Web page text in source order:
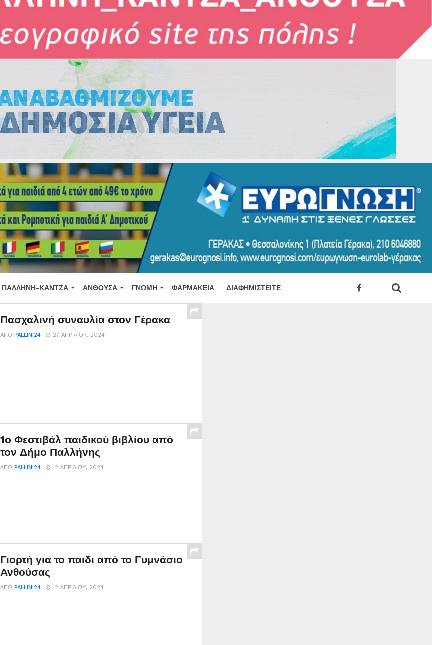
ΠΑΛΛΉΝΗ-ΚΆΝΤΖΑ ΑΝΘΟΎΣΑ ΓΝΏΜΗ ΦΑΡΜΑΚΕΊΑ ΔΙΑΦΗΜΙΣΤΕΊΤΕ
Πασχαλινή συναυλία στον Γέρακα
ΑΠΌ PALLINI24 27 ΑΠΡΙΛΊΟΥ, 2024
1ο Φεστιβάλ παιδικού βιβλίου από
τον Δήμο Παλλήνης
ΑΠΌ PALLINI24 12 ΑΠΡΙΛΊΟΥ, 2024
Γιορτή για το παιδι από το Γυμνάσιο
Ανθούσας
ΑΠΌ PALLINI24 12 ΑΠΡΙΛΊΟΥ, 2024